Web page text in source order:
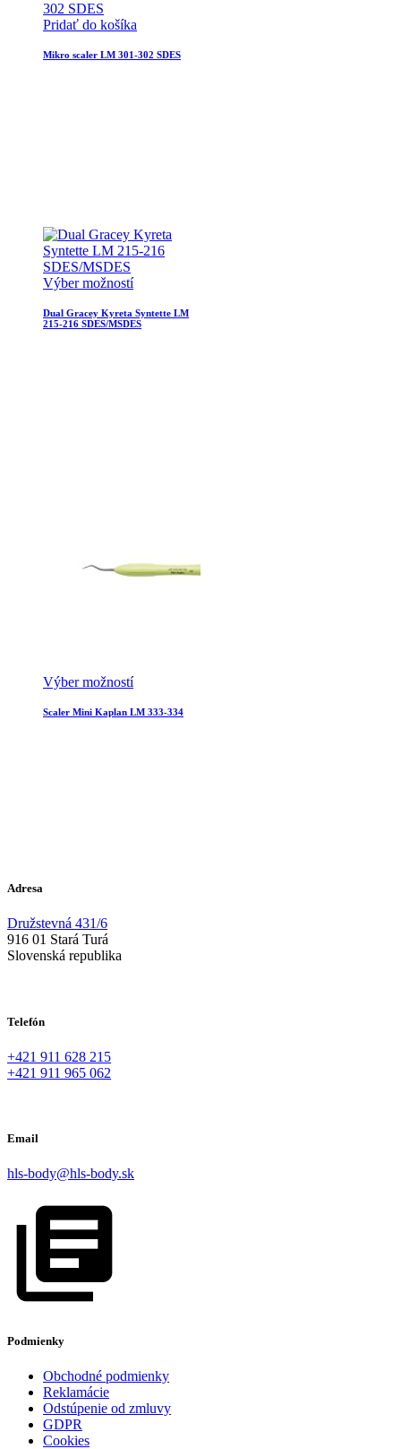
Pridať do košíka
Mikro scaler LM 301-302 SDES
Výber možností
Dual Gracey Kyreta Syntette LM
215-216 SDES/MSDES
Výber možností
Scaler Mini Kaplan LM 333-334
Adresa
Družstevná 431/6
916 01 Stará Turá
Slovenská republika
Telefón
+421 911 628 215
+421 911 965 062
Email
hls-body@hls-body.sk
Podmienky
Obchodné podmienky
Reklamácie
Odstúpenie od zmluvy
GDPR
Cookies